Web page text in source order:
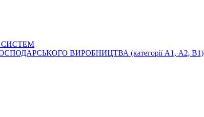
СИСТЕМ
ВИРОБНИЦТВА (категорії А1, А2, В1)